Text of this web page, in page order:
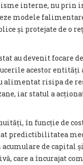
interne, nu prin
modele
și protejate de o
au devenit focare
acestor entități
alimentat risipa de
iar statul a
în funcție de
predictibilitatea
de capital
care a încurajat